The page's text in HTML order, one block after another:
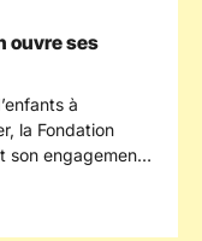
ouvre ses
à
la Fondation
son engagement
du